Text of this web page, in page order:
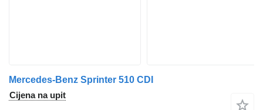
Mercedes-Benz Sprinter 510 CDI
Cijena na upit